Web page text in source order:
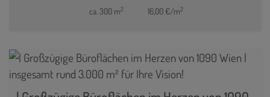
ca. 300 m2 16,00 €/m2